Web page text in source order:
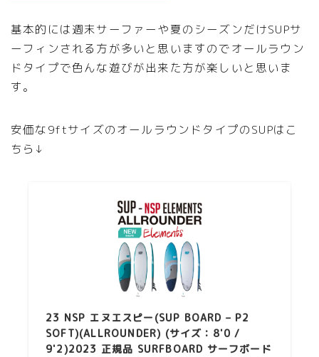
基本的には週末サーファーや夏のシーズンだけSUPサ
ーフィンされる方が多いと思いますのでオールラウン
ドタイプで色んな遊びが出来た方が楽しいと思いま
す。
安価な9ftサイズのオールラウンドタイプのSUPはこ
ちら↓
23 NSP エヌエスピー(SUP BOARD – P2
SOFT)(ALLROUNDER) (サイズ：8'0 /
9'2)2023 正規品 SURFBOARD サーフボード